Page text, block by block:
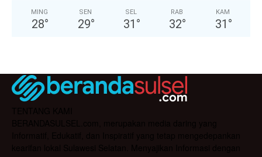
MING
28°
SEN
29°
SEL
31 °
RAB
32°
KAM
31 °